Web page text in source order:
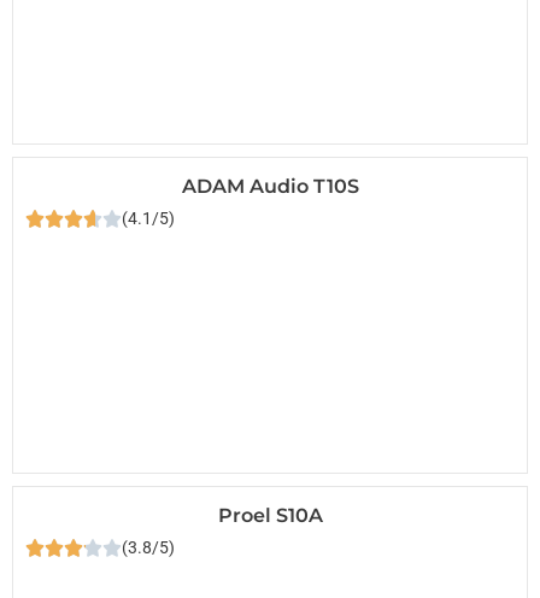
ADAM Audio T10S
(4.1/5)
Proel S10A
(3.8/5)